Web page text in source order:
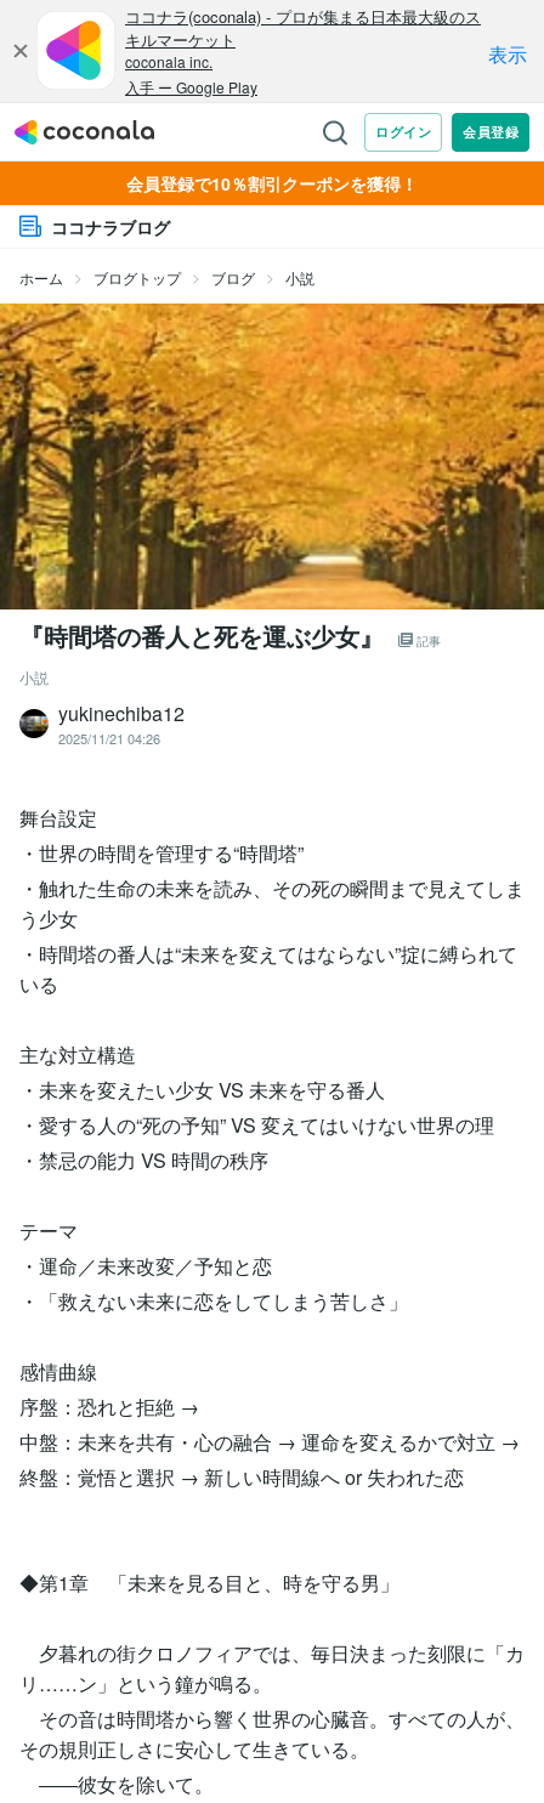
会員登録で10％割引クーポンを獲得！
ココナラブログ
ホーム ブログトップ ブログ 小説
『時間塔の番人と死を運ぶ少女』 記事
小説
yukinechiba12
2025/11/21 04:26
舞台設定
・世界の時間を管理する“時間塔”
・触れた生命の未来を読み、その死の瞬間まで見えてしま
う少女
・時間塔の番人は“未来を変えてはならない”掟に縛られて
いる
主な対立構造
・未来を変えたい少女 VS 未来を守る番人
・愛する人の“死の予知” VS 変えてはいけない世界の理
・禁忌の能力 VS 時間の秩序
テーマ
・運命／未来改変／予知と恋
・「救えない未来に恋をしてしまう苦しさ」
感情曲線
序盤：恐れと拒絶 →
中盤：未来を共有・心の融合 → 運命を変えるかで対立 →
終盤：覚悟と選択 → 新しい時間線へ or 失われた恋
◆第1章 「未来を見る目と、時を守る男」
夕暮れの街クロノフィアでは、毎日決まった刻限に「カ
リ……ン」という鐘が鳴る。
その音は時間塔から響く世界の心臓音。すべての人が、
その規則正しさに安心して生きている。
――彼女を除いて。